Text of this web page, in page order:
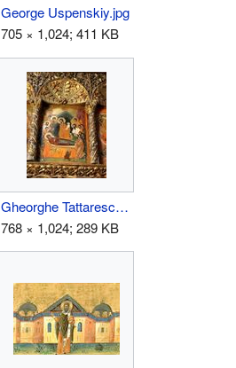
George Uspenskiy.jpg
705 × 1,024; 411 KB
Gheorghe Tattarescu Icoana Biserica Coltea-1.jpg
768 × 1,024; 289 KB